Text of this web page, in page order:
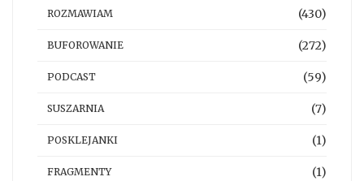
ROZMAWIAM (430)
BUFOROWANIE (272)
PODCAST (59)
SUSZARNIA (7)
POSKLEJANKI (1)
FRAGMENTY (1)